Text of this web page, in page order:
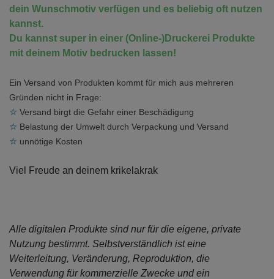
dein Wunschmotiv verfügen und es beliebig oft nutzen
kannst.
Du kannst super in einer (Online-)Druckerei Produkte
mit deinem Motiv bedrucken lassen!
Ein Versand von Produkten kommt für mich aus mehreren
Gründen nicht in Frage:
☆ Versand birgt die Gefahr einer Beschädigung
☆ Belastung der Umwelt durch Verpackung und Versand
☆ unnötige Kosten
Viel Freude an deinem krikelakrak
Alle digitalen Produkte sind nur für die eigene, private
Nutzung bestimmt. Selbstverständlich ist eine
Weiterleitung, Veränderung, Reproduktion, die
Verwendung für kommerzielle Zwecke und ein